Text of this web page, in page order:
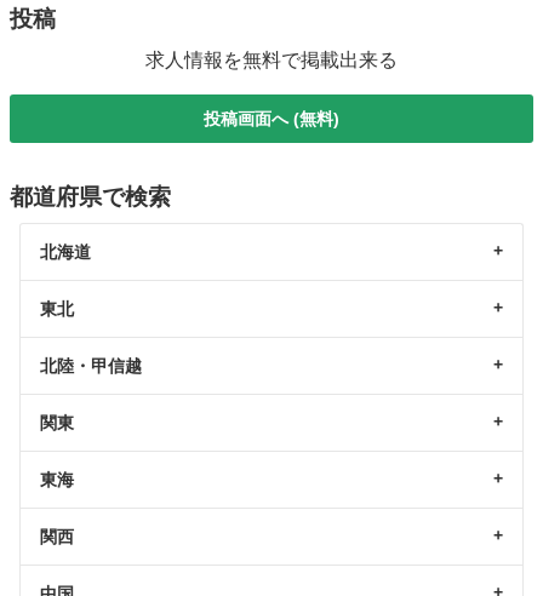
投稿
求人情報を無料で掲載出来る
投稿画面へ (無料)
都道府県で検索
北海道
東北
北陸・甲信越
関東
東海
関西